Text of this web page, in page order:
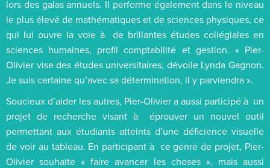
lors des galas annuels. Il performe également dans le niveau
le plus élevé de mathématiques et de sciences physiques, ce
qui lui ouvre la voie à de brillantes études collégiales en
sciences humaines, profil comptabilité et gestion. « Pier-
Olivier vise des études universitaires, dévoile Lynda Gagnon.
Je suis certaine qu’avec sa détermination, il y parviendra ».
Soucieux d’aider les autres, Pier-Olivier a aussi participé à un
projet de recherche visant à éprouver un nouvel outil
permettant aux étudiants atteints d’une déficience visuelle
de voir au tableau. En participant à ce genre de projet, Pier-
Olivier souhaite « faire avancer les choses », mais aussi